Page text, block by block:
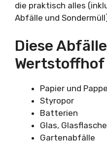
die praktisch alles
Abfälle und
Diese
Papier und Pappe
Styropor
Batterien
Glas,
Gartenabfälle